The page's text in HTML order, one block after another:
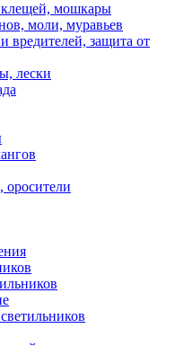
клещей, мошкары
моли, муравьев
вредителей, защита от
лески
оросители